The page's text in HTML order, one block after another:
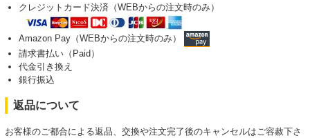
クレジットカード決済（WEBからの注文時のみ）
Amazon Pay（WEBからの注文時のみ）
請求書払い（Paid）
代金引き換え
銀行振込
返品について
お客様のご都合による返品、交換や注文完了後のキャンセルはご容赦下さ